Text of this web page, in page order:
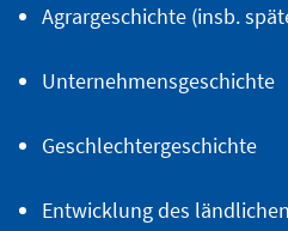
Agrargeschichte (insb.
Unternehmensgeschichte
Geschlechtergeschichte
Entwicklung des